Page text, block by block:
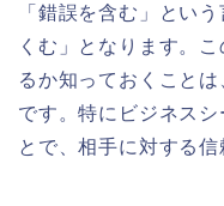
「錯誤を含む」とい
くむ」となります。
るか知っておくこと
です。特にビジネス
とで、相手に対する